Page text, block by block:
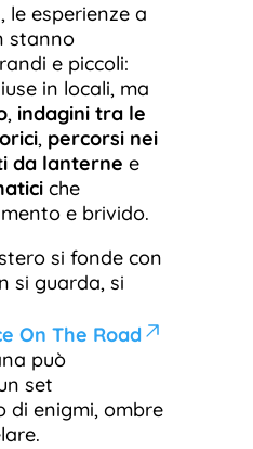
le esperienze a
stanno
e piccoli:
in locali, ma
, indagini tra le
, percorsi nei
da lanterne e
che
e brivido.
si fonde con
si guarda, si
On The Road
può
set
di enigmi, ombre